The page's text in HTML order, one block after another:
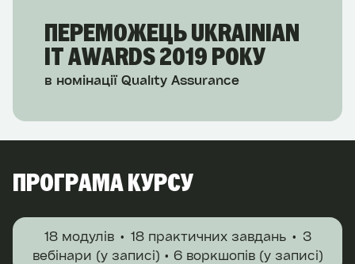
ПЕРЕМОЖЕЦЬ UKRAINIAN
IT AWARDS 2019 РОКУ
в номінації Quality Assurance
ПРОГРАМА КУРСУ
18 модулів 18 практичних завдань
3
вебінари (у записі) • 6 воркшопів (у записі)